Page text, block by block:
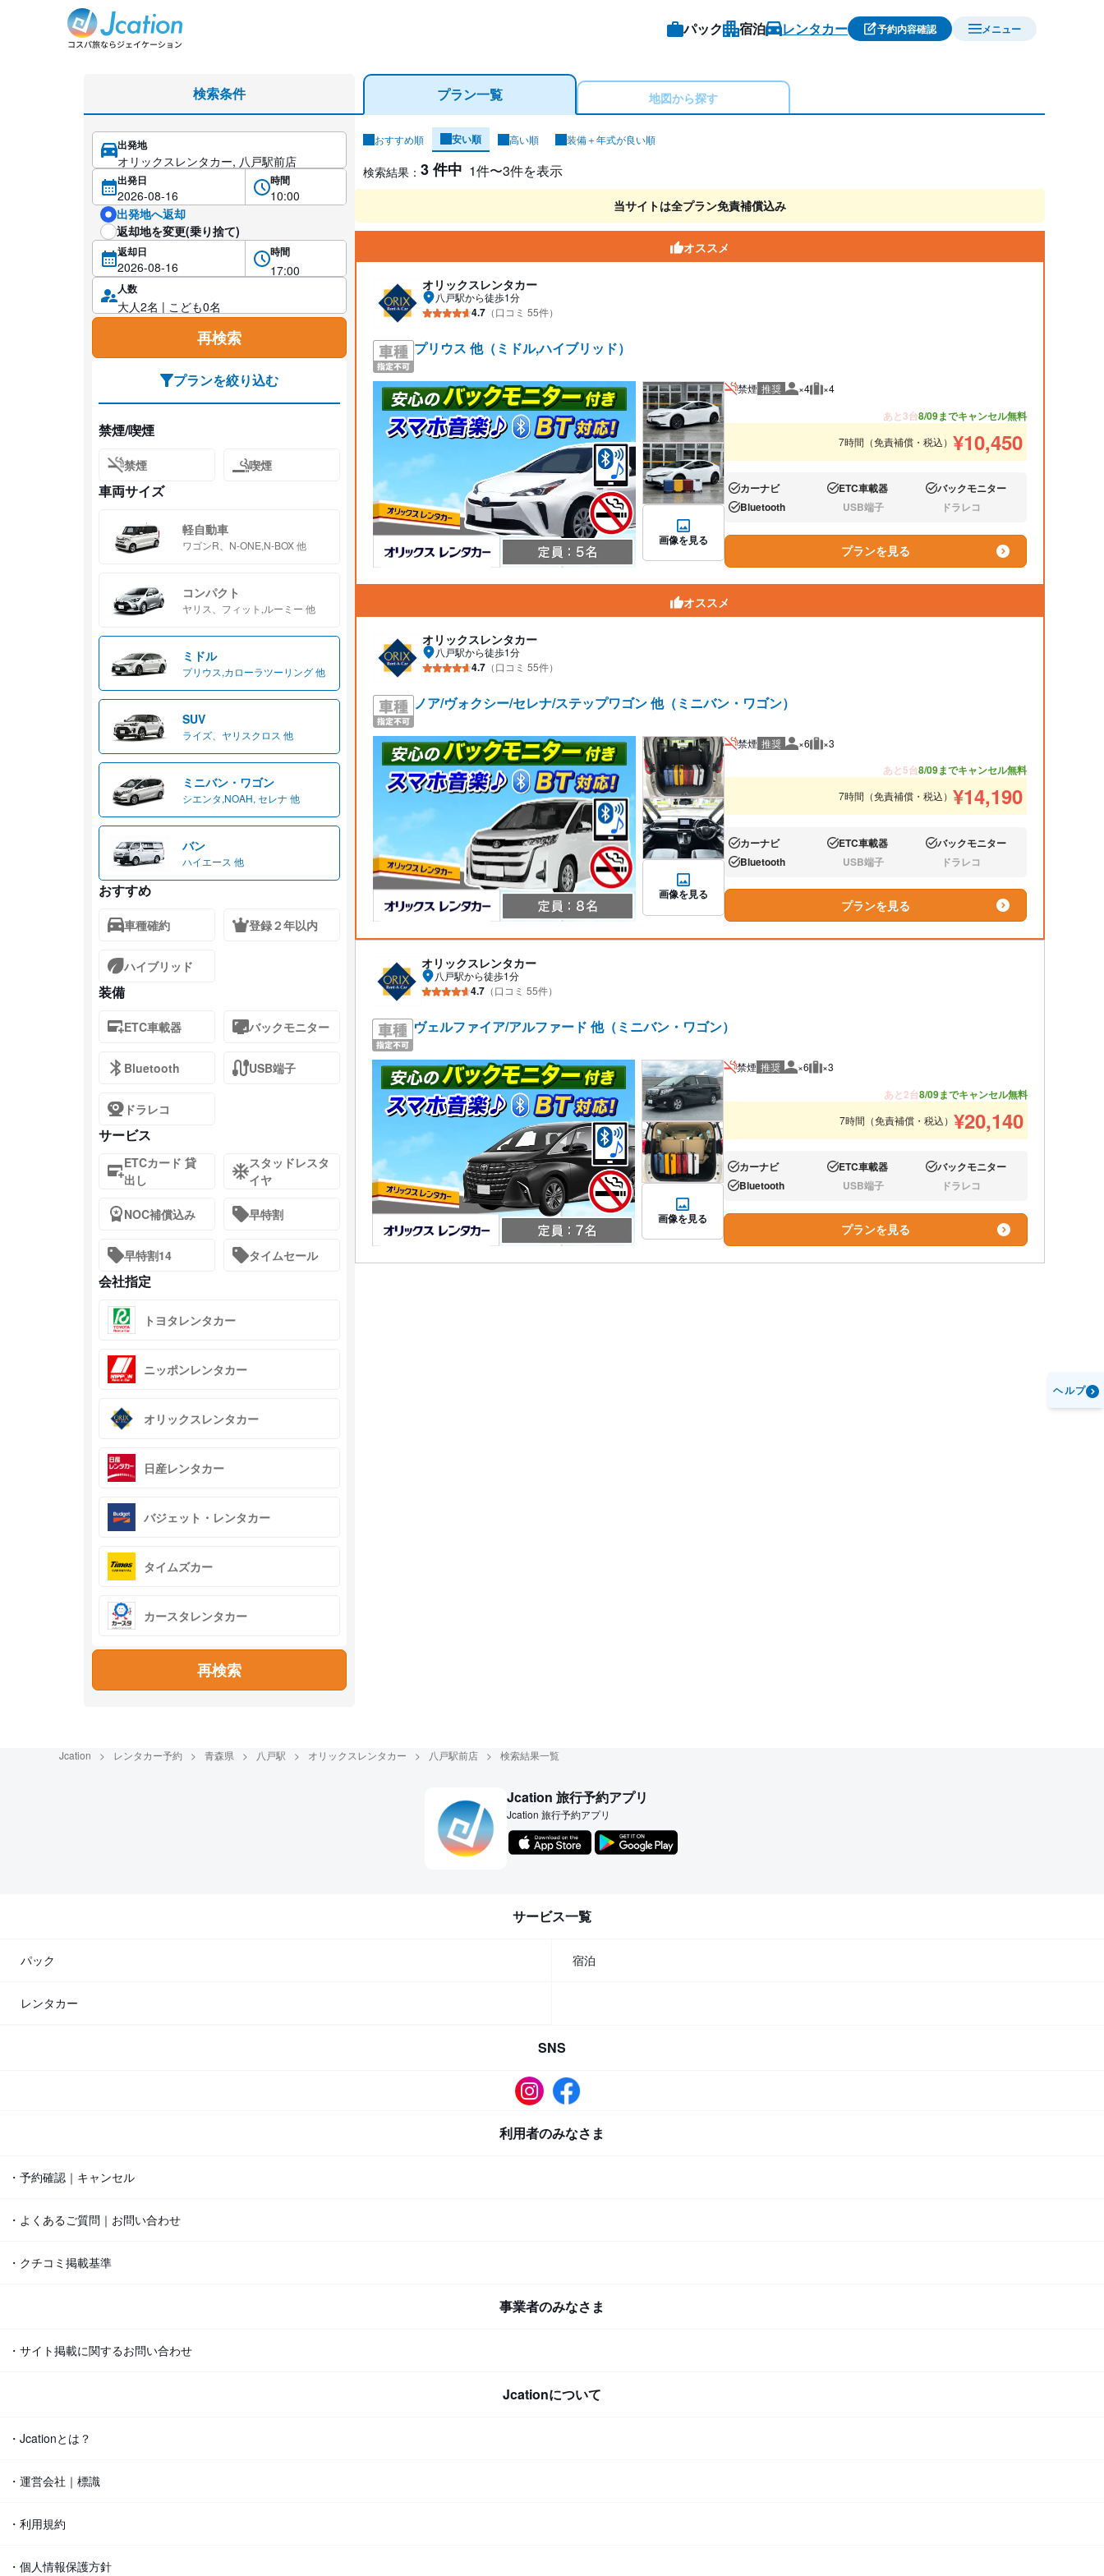
パック 宿泊 レンタカー 予約内容確認 メニュー
プラン一覧 地図から探す
おすすめ順 安い順 高い順 装備＋年式が良い順
レンタカー検索結果
検索結果： 3 件中 1件〜3件を表示
当サイトは全プラン免責補償込み
オススメ
オリックスレンタカー
八戸駅から徒歩1分
4.7 （口コミ 55件）
プリウス 他（ミドル,ハイブリッド）
画像を見る
禁煙 推奨 推奨人数
×4 推奨荷物
×4
あと3台8/09までキャンセル無料
7時間（免責補償・税込） ¥10,450
あり:カーナビ あり:ETC車載器 あり:バックモニター
あり:Bluetooth なし:USB端子 なし:ドラレコ
プランを見る
オススメ
オリックスレンタカー
八戸駅から徒歩1分
4.7 （口コミ 55件）
ノア/ヴォクシー/セレナ/ステップワゴン 他（ミニバン・ワゴン）
画像を見る
禁煙 推奨 推奨人数
×6 推奨荷物
×3
あと5台8/09までキャンセル無料
7時間（免責補償・税込） ¥14,190
あり:カーナビ あり:ETC車載器 あり:バックモニター
あり:Bluetooth なし:USB端子 なし:ドラレコ
プランを見る
オリックスレンタカー
八戸駅から徒歩1分
4.7 （口コミ 55件）
ヴェルファイア/アルファード 他（ミニバン・ワゴン）
画像を見る
禁煙 推奨 推奨人数
×6 推奨荷物
×3
あと2台8/09までキャンセル無料
7時間（免責補償・税込） ¥20,140
あり:カーナビ あり:ETC車載器 あり:バックモニター
あり:Bluetooth なし:USB端子 なし:ドラレコ
プランを見る
検索条件
出発地
出発日 時間
出発地へ返却
返却地を変更(乗り捨て)
返却日 時間
人数
再検索
プランを絞り込む
禁煙/喫煙
禁煙 喫煙
車両サイズ
軽自動車
ワゴンR、N-ONE,N-BOX 他
コンパクト
ヤリス、フィット,ルーミー 他
ミドル
プリウス,カローラツーリング 他
SUV
ライズ、ヤリスクロス 他
ミニバン・ワゴン
シエンタ,NOAH, セレナ 他
バン
ハイエース 他
おすすめ
車種確約 登録２年以内
ハイブリッド
装備
ETC車載器 バックモニター
Bluetooth USB端子
ドラレコ
サービス
ETCカード 貸
出し
スタッドレスタ
イヤ
NOC補償込み 早特割
早特割14 タイムセール
会社指定
トヨタレンタカー
ニッポンレンタカー
オリックスレンタカー
日産レンタカー
バジェット・レンタカー
タイムズカー
カースタレンタカー
再検索
ヘルプ
Jcation レンタカー予約 青森県 八戸駅 オリックスレンタカー 八戸駅前店 検索結果一覧
Jcation 旅行予約アプリ
Jcation 旅行予約アプリ
サービス一覧
パック 宿泊
レンタカー
SNS
利用者のみなさま
・予約確認｜キャンセル
・よくあるご質問｜お問い合わせ
・クチコミ掲載基準
事業者のみなさま
・サイト掲載に関するお問い合わせ
Jcationについて
・Jcationとは？
・運営会社｜標識
・利用規約
・個人情報保護方針